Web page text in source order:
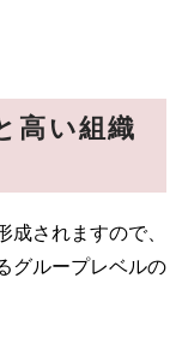
高い組織
されますので、
グループレベルの